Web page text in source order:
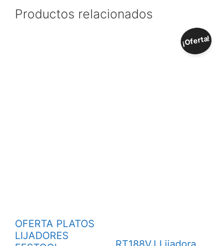
Productos relacionados
OFERTA PLATOS
LIJADORES
¡Oferta!